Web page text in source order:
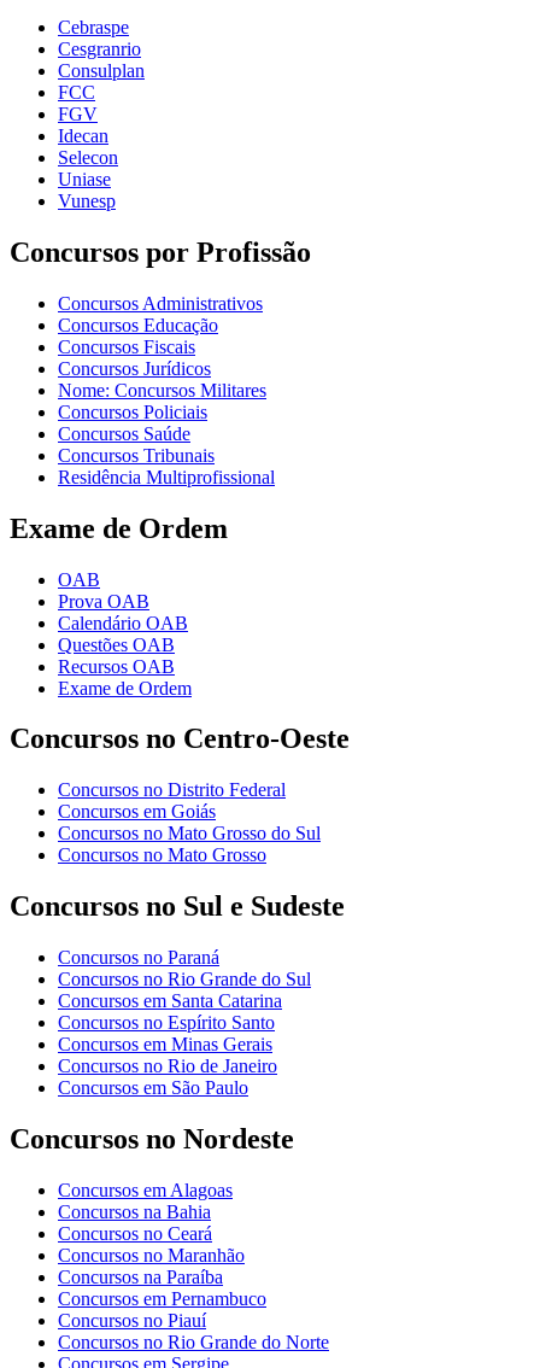
Cebraspe
Cesgranrio
Consulplan
FCC
FGV
Idecan
Selecon
Uniase
Vunesp
Concursos por Profissão
Concursos Administrativos
Concursos Educação
Concursos Fiscais
Concursos Jurídicos
Nome: Concursos Militares
Concursos Policiais
Concursos Saúde
Concursos Tribunais
Residência Multiprofissional
Exame de Ordem
OAB
Prova OAB
Calendário OAB
Questões OAB
Recursos OAB
Exame de Ordem
Concursos no Centro-Oeste
Concursos no Distrito Federal
Concursos em Goiás
Concursos no Mato Grosso do Sul
Concursos no Mato Grosso
Concursos no Sul e Sudeste
Concursos no Paraná
Concursos no Rio Grande do Sul
Concursos em Santa Catarina
Concursos no Espírito Santo
Concursos em Minas Gerais
Concursos no Rio de Janeiro
Concursos em São Paulo
Concursos no Nordeste
Concursos em Alagoas
Concursos na Bahia
Concursos no Ceará
Concursos no Maranhão
Concursos na Paraíba
Concursos em Pernambuco
Concursos no Piauí
Concursos no Rio Grande do Norte
Concursos em Sergipe